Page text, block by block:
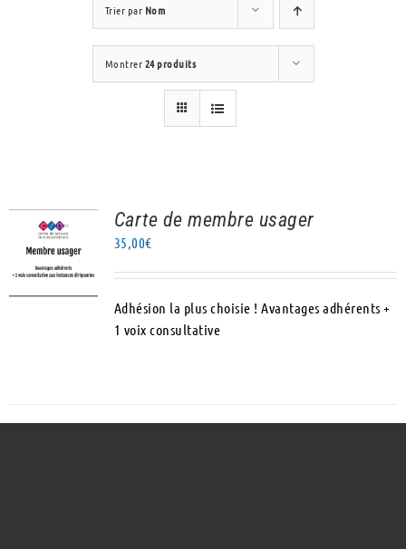
Trier par Nom
Montrer24 produits
AJOUTER AU
PANIER
/
DÉTAILS
Carte de membre usager
35,00€
Adhésion la plus choisie ! Avantages adhérents +
1 voix consultative